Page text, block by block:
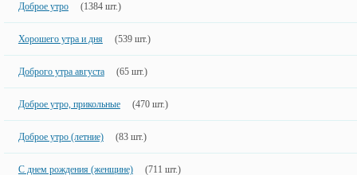
Доброе утро (1384 шт.)
Хорошего утра и дня (539 шт.)
Доброго утра августа (65 шт.)
Доброе утро, прикольные (470 шт.)
Доброе утро (летние) (83 шт.)
С днем рождения (женщине) (711 шт.)